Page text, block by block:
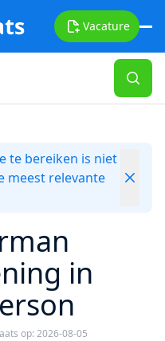
Vacature
te bereiken is niet
meest relevante
in
op: 2026-08-05